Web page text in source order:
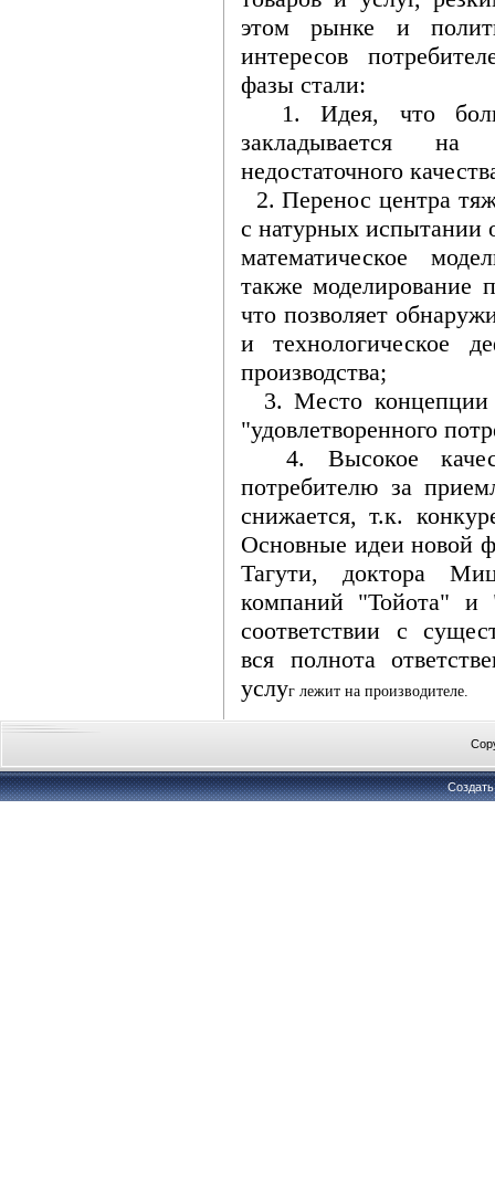
этом рынке и
интересов
фазы стали:
1. Идея, что
закладывается на
недостаточного
2. Перенос центра
с натурных испытании
математическое
также моделирование
что позволяет
и технологическое
производства;
3. Место концепции
"удовлетворенного
4. Высокое
потребителю за
снижается, т.к.
Основные идеи новой
Тагути, доктора
компаний "Тойота"
соответствии с
вся полнота
услуг лежит на производителе.